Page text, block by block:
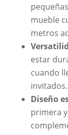
mueble
metros
estar
cuando
invitados.
Diseño
primera